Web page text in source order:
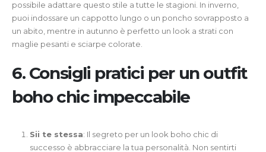
possibile adattare questo stile a tutte le stagioni. In inverno,
puoi indossare un cappotto lungo o un poncho sovrapposto a
un abito, mentre in autunno è perfetto un look a strati con
maglie pesanti e sciarpe colorate.
6. Consigli pratici per un outfit
boho chic impeccabile
Sii te stessa: Il segreto per un look boho chic di
successo è abbracciare la tua personalità. Non sentirti